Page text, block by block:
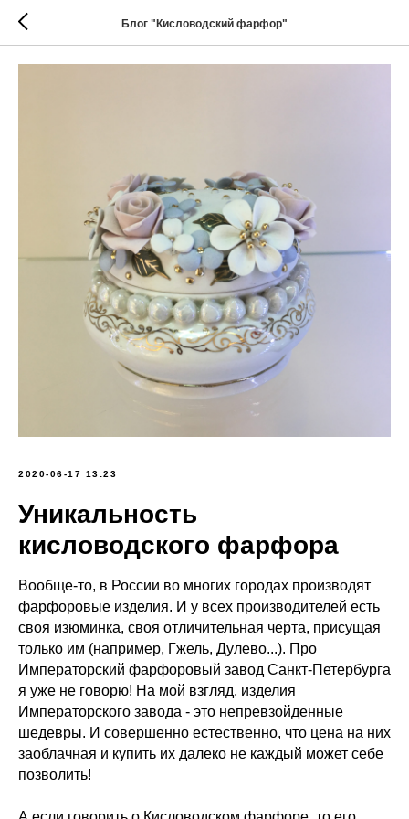
Блог "Кисловодский фарфор"
2020-06-17 13:23
Уникальность
кисловодского фарфора
Вообще-то, в России во многих городах производят
фарфоровые изделия. И у всех производителей есть
своя изюминка, своя отличительная черта, присущая
только им (например, Гжель, Дулево...). Про
Императорский фарфоровый завод Санкт-Петербурга
я уже не говорю! На мой взгляд, изделия
Императорского завода - это непревзойденные
шедевры. И совершенно естественно, что цена на них
заоблачная и купить их далеко не каждый может себе
позволить!